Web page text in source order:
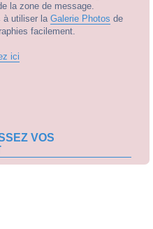
la zone de message.
à utiliser la Galerie Photos de
facilement.
ici
VOS